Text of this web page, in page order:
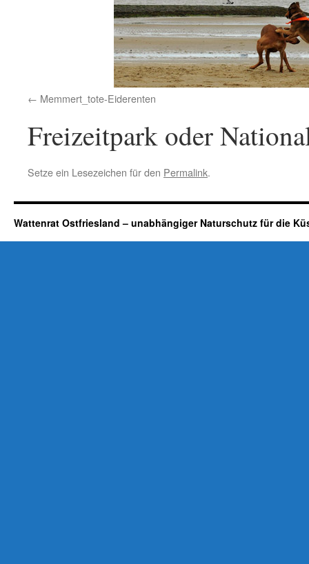
Memmert_tote-Eiderenten
Freizeitpark oder
Setze ein Lesezeichen für den Permalink.
Wattenrat Ostfriesland – unabhängiger Naturschutz für die